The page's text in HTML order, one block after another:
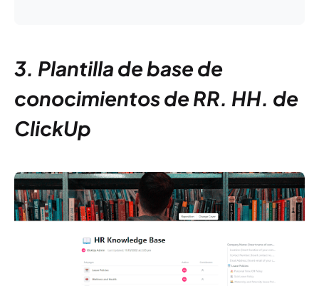
3. Plantilla de base de
conocimientos de RR. HH. de
ClickUp